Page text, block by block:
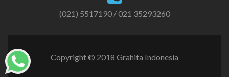
(021) 5517190 / 021 35293260
Copyright © 2018 Grahita Indonesia